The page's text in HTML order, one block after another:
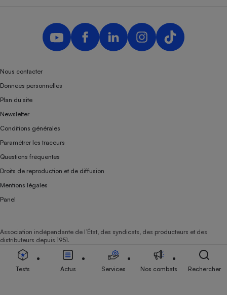
Nous contacter
Données personnelles
Plan du site
Newsletter
Conditions générales
Paramétrer les traceurs
Questions fréquentes
Droits de reproduction et de diffusion
Mentions légales
Panel
Association indépendante de l’État, des syndicats, des producteurs et des
distributeurs depuis 1951.
Tests Actus Services Nos combats Rechercher